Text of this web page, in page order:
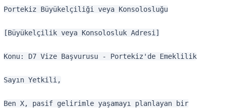
Portekiz Büyükelçiliği veya Konsolosluğu
[Büyükelçilik veya Konsolosluk Adresi]
Konu: D7 Vize Başvurusu - Portekiz'de Emeklilik
Sayın Yetkili,
Ben X, pasif gelirimle yaşamayı planlayan bir